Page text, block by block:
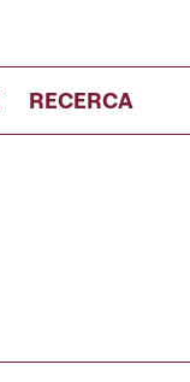
RECERCA